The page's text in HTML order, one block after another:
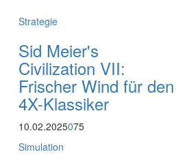
Strategie
Sid Meier's
Civilization VII:
Frischer Wind für den
4X-Klassiker
10.02.2025075
Simulation